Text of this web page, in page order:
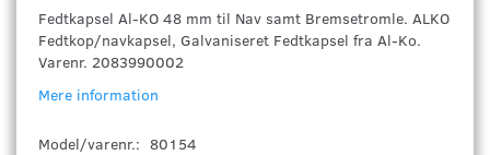
Fedtkapsel Al-KO 48 mm til Nav samt Bremsetromle. ALKO
Fedtkop/navkapsel, Galvaniseret Fedtkapsel fra Al-Ko.
Varenr. 2083990002
Mere information
Model/varenr.: 80154